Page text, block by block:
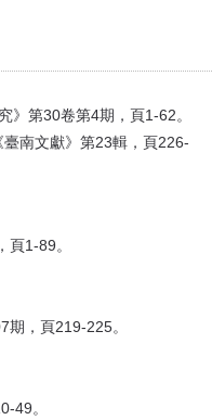
》第30卷第4期，頁1-62。
南文獻》第23輯，頁226-
1-89。
，頁219-225。
49。